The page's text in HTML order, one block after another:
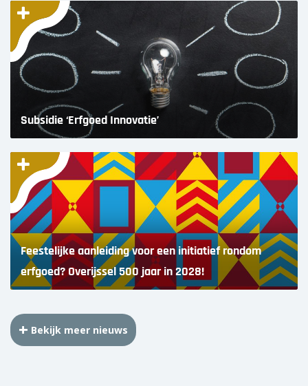
Subsidie ‘Erfgoed Innovatie’
Feestelijke aanleiding voor een initiatief rondom
erfgoed? Overijssel 500 jaar in 2028!
Bekijk meer nieuws